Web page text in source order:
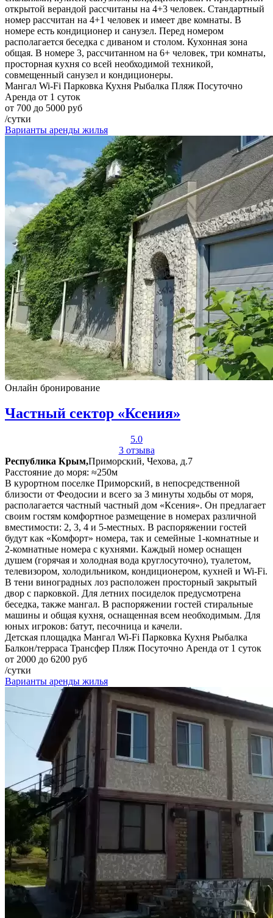
открытой верандой рассчитаны на 4+3 человек. Стандартный
номер рассчитан на 4+1 человек и имеет две комнаты. В
номере есть кондиционер и санузел. Перед номером
располагается беседка с диваном и столом. Кухонная зона
общая. В номере 3, рассчитанном на 6+ человек, три комнаты,
просторная кухня со всей необходимой техникой,
совмещенный санузел и кондиционеры.
Мангал Wi-Fi Парковка Кухня Рыбалка Пляж Посуточно
Аренда от 1 суток
от 700 до 5000 руб
/сутки
Варианты аренды жилья
Онлайн бронирование
Частный сектор «Ксения»
5.0
3 отзыва
Республика Крым,Приморский, Чехова, д.7
Расстояние до моря: ≈250м
В курортном поселке Приморский, в непосредственной
близости от Феодосии и всего за 3 минуты ходьбы от моря,
располагается частный частный дом «Ксения». Он предлагает
своим гостям комфортное размещение в номерах различной
вместимости: 2, 3, 4 и 5-местных. В распоряжении гостей
будут как «Комфорт» номера, так и семейные 1-комнатные и
2-комнатные номера с кухнями. Каждый номер оснащен
душем (горячая и холодная вода круглосуточно), туалетом,
телевизором, холодильником, кондиционером, кухней и Wi-Fi.
В тени виноградных лоз расположен просторный закрытый
двор с парковкой. Для летних посиделок предусмотрена
беседка, также мангал. В распоряжении гостей стиральные
машины и общая кухня, оснащенная всем необходимым. Для
юных игроков: батут, песочница и качели.
Детская площадка Мангал Wi-Fi Парковка Кухня Рыбалка
Балкон/терраса Трансфер Пляж Посуточно Аренда от 1 суток
от 2000 до 6200 руб
/сутки
Варианты аренды жилья